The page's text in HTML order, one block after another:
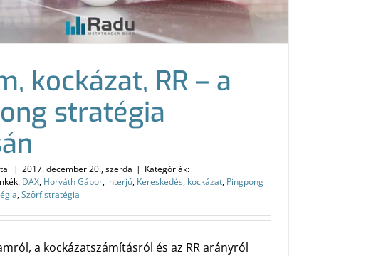
kockázat, RR – a
stratégia
| 2017. december 20., szerda | Kategóriák:
DAX, Horváth Gábor, interjú, Kereskedés, kockázat, Pingpong
,Szörf stratégia
a kockázatszámításról és az RR arányról